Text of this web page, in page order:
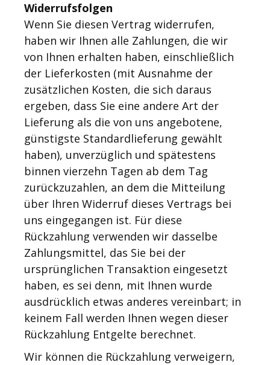
Widerrufsfolgen
Wenn Sie diesen Vertrag widerrufen,
haben wir Ihnen alle Zahlungen, die wir
von Ihnen erhalten haben, einschließlich
der Lieferkosten (mit Ausnahme der
zusätzlichen Kosten, die sich daraus
ergeben, dass Sie eine andere Art der
Lieferung als die von uns angebotene,
günstigste Standardlieferung gewählt
haben), unverzüglich und spätestens
binnen vierzehn Tagen ab dem Tag
zurückzuzahlen, an dem die Mitteilung
über Ihren Widerruf dieses Vertrags bei
uns eingegangen ist. Für diese
Rückzahlung verwenden wir dasselbe
Zahlungsmittel, das Sie bei der
ursprünglichen Transaktion eingesetzt
haben, es sei denn, mit Ihnen wurde
ausdrücklich etwas anderes vereinbart; in
keinem Fall werden Ihnen wegen dieser
Rückzahlung Entgelte berechnet.
Wir können die Rückzahlung verweigern,